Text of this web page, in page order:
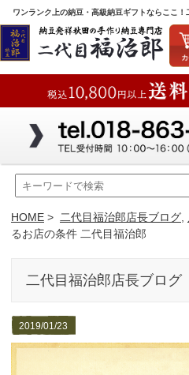
ワンランク上の納豆・高級納豆ギフトならここ！
HOME > 二代目福治郎店長ブログ
るお店の条件 二代目福治郎
二代目福治郎店長ブログ
2019/01/23